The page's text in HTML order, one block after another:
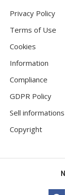
Privacy Policy
Terms of Use
Cookies
Information
Compliance
GDPR Policy
Sell informations
Copyright